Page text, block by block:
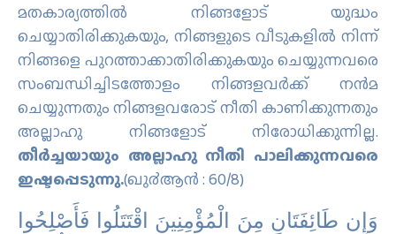
മതകാര്യത്തില്‍ നിങ്ങളോട് യുദ്ധം
ചെയ്യാതിരിക്കുകയും, നിങ്ങളുടെ വീടുകളില്‍ നിന്ന്
നിങ്ങളെ പുറത്താക്കാതിരിക്കുകയും ചെയ്യുന്നവരെ
സംബന്ധിച്ചിടത്തോളം നിങ്ങളവര്‍ക്ക് നന്‍മ
ചെയ്യുന്നതും നിങ്ങളവരോട് നീതി കാണിക്കുന്നതും
അല്ലാഹു നിങ്ങളോട് നിരോധിക്കുന്നില്ല.
തീര്‍ച്ചയായും അല്ലാഹു നീതി പാലിക്കുന്നവരെ
ഇഷ്ടപ്പെടുന്നു.(ഖു൪ആന്‍ : 60/8)
وَإِن طَائِفَتَانِ مِنَ الْمُؤْمِنِينَ اقْتَتَلُوا فَأَصْلِحُوا